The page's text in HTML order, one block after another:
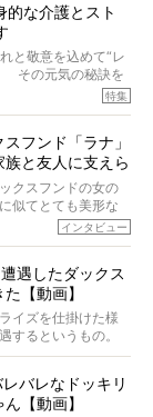
しがちになっている
コラーゲン！ そ
ラーゲンサプリ
」と評判のTa-Ta(タ
的な介護とスト
と敬意を込めて“レ
その元気の秘訣を
ンドダックスの肖
と、甘やかさずに
したことがなかっ
きの秘訣とは。
特集
フンド「ラナ」
と友人に支えら
クスフンドの女の
似てとても美形な
グラムでは、ラナ
誕生日に小池さん
つけて撮影に参加
インタビュー
遇したダックス
【動画】
イズを仕掛けた様
するというもの。
て追いかけたり、
バレなドッキリ
【動画】